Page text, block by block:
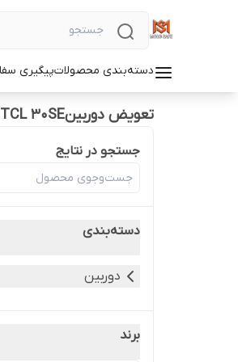
دسته‌بندی محصولاتپیگیری
تعویض دوربینTCL 30SE
جستجو در نتایج
دسته‌بندی
دوربین
برند